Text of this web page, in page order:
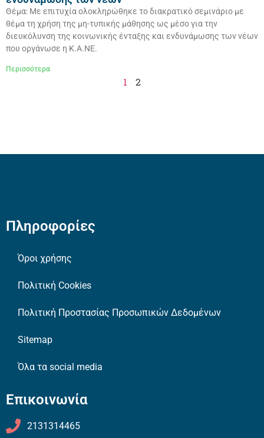
Θέμα: Με επιτυχία ολοκληρώθηκε το διακρατικό σεμινάριο με
θέμα τη χρήση της μη-τυπικής μάθησης ως μέσο για την
διευκόλυνση της κοινωνικής ένταξης και ενδυνάμωσης των νέων
που οργάνωσε η Κ.Α.ΝΕ.
Περισσότερα
1 2
Πληροφορίες
Όροι χρήσης
Πολιτική Cookies
Πολιτική Προστασίας Προσωπικών Δεδομένων
Sitemap
Όλα τα social media
Επικοινωνία
2131314465